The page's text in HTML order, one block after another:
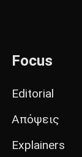
Focus
Editorial
Απόψεις
Explainers